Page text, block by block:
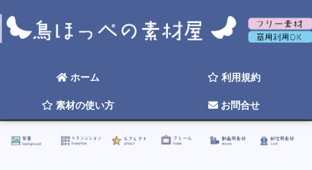
ホーム 利用規約
素材の使い方 お問合せ
☆ 2026年そろそろ更新したい ☆
トランジション エフェクト フレーム 動画用素材 配信用素材